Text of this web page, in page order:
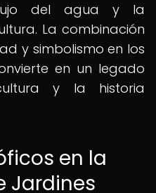
del agua y la
La combinación
y simbolismo en los
en un legado
y la historia
en la
Jardines